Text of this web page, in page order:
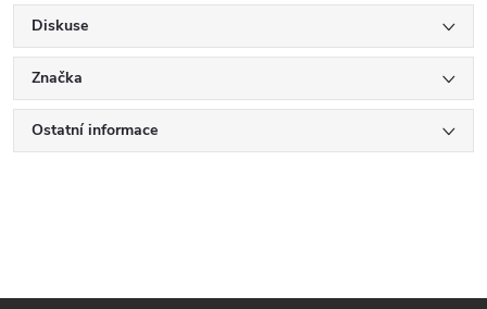
Diskuse
Značka
Ostatní informace